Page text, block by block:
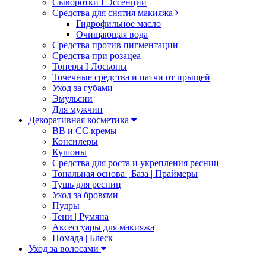
Сыворотки I Эссенции
Средства для снятия макияжа
Гидрофильное масло
Очищающая вода
Средства против пигментации
Средства при розацеа
Тонеры I Лосьоны
Точечные средства и патчи от прыщей
Уход за губами
Эмульсии
Для мужчин
Декоративная косметика
ВВ и СС кремы
Консилеры
Кушоны
Средства для роста и укрепления ресниц
Тональная основа | База | Праймеры
Тушь для ресниц
Уход за бровями
Пудры
Тени | Румяна
Аксессуары для макияжа
Помада | Блеск
Уход за волосами